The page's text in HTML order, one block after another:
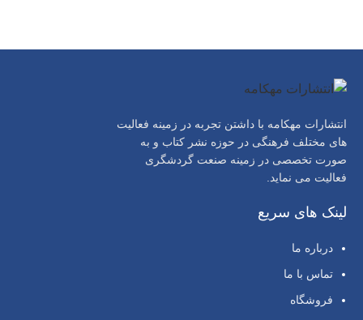
انتشارات مهکامه با داشتن تجربه در زمینه فعالیت
های مختلف فرهنگی در حوزه نشر کتاب و به
صورت تخصصی در زمینه صنعت گردشگری
فعالیت می نماید.
لینک های سریع
درباره ما
تماس با ما
فروشگاه